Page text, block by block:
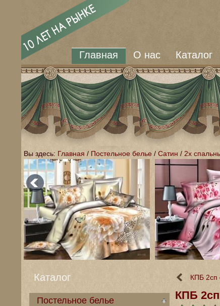
Главная О нас Каталог
Вы здесь: Главная / Постельное белье / Сатин / 2х
КПБ 2сп
КПБ
Каталог
Постельное белье